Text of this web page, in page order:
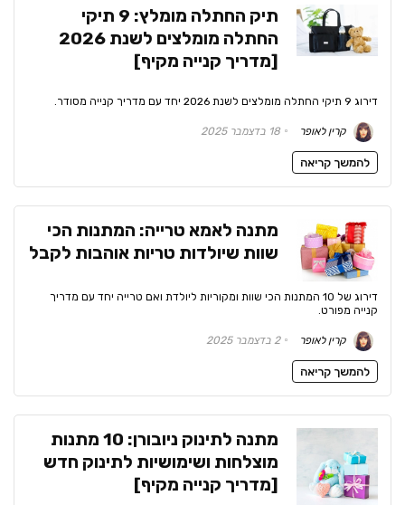
תיק החתלה מומלץ: 9 תיקי
החתלה מומלצים לשנת 2026
[מדריך קנייה מקיף]
דירוג 9 תיקי החתלה מומלצים לשנת 2026 יחד עם מדריך קנייה מסודר.
קרין לאופר 18 בדצמבר 2025
להמשך קריאה
מתנה לאמא טרייה: המתנות הכי
שוות שיולדות טריות אוהבות לקבל
דירוג של 10 המתנות הכי שוות ומקוריות ליולדת ואם טרייה יחד עם מדריך
קנייה מפורט.
קרין לאופר 2 בדצמבר 2025
להמשך קריאה
מתנה לתינוק ניובורן: 10 מתנות
מוצלחות ושימושיות לתינוק חדש
[מדריך קנייה מקיף]